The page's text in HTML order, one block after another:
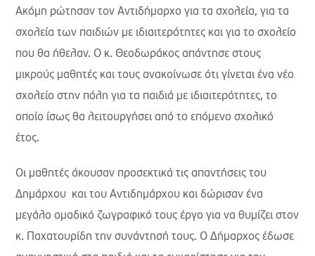
Ακόμη ρώτησαν τον Αντιδήμαρχο για τα σχολεία, για τα
σχολεία των παιδιών με ιδιαιτερότητες και για το σχολείο
που θα ήθελαν. Ο κ. Θεοδωράκος απάντησε στους
μικρούς μαθητές και τους ανακοίνωσε ότι γίνεται ένα νέο
σχολείο στην πόλη για τα παιδιά με ιδιαιτερότητες, το
οποίο ίσως θα λειτουργήσει από το επόμενο σχολικό
έτος.
Οι μαθητές άκουσαν προσεκτικά τις απαντήσεις του
Δημάρχου και του Αντιδημάρχου και δώρισαν ένα
μεγάλο ομαδικό ζωγραφικό τους έργο για να θυμίζει στον
κ. Παχατουρίδη την συνάντησή τους. Ο Δήμαρχος έδωσε